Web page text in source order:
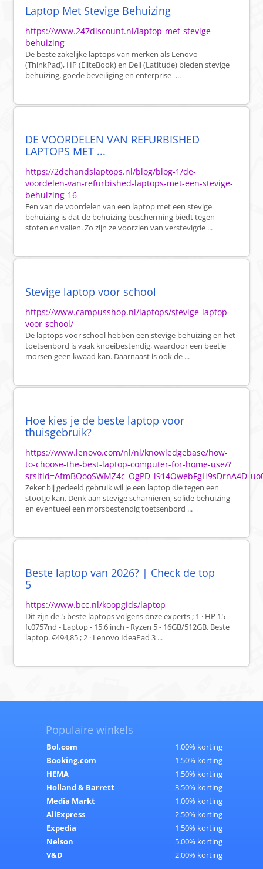
Laptop Met Stevige Behuizing
https://www.247discount.nl/laptop-met-stevige-
behuizing
De beste zakelijke laptops van merken als Lenovo
(ThinkPad), HP (EliteBook) en Dell (Latitude) bieden stevige
behuizing, goede beveiliging en enterprise- ...
DE VOORDELEN VAN REFURBISHED
LAPTOPS MET ...
https://2dehandslaptops.nl/blog/blog-1/de-
voordelen-van-refurbished-laptops-met-een-stevige-
behuizing-16
Een van de voordelen van een laptop met een stevige
behuizing is dat de behuizing bescherming biedt tegen
stoten en vallen. Zo zijn ze voorzien van verstevigde ...
Stevige laptop voor school
https://www.campusshop.nl/laptops/stevige-laptop-
voor-school/
De laptops voor school hebben een stevige behuizing en het
toetsenbord is vaak knoeibestendig, waardoor een beetje
morsen geen kwaad kan. Daarnaast is ook de ...
Hoe kies je de beste laptop voor
thuisgebruik?
https://www.lenovo.com/nl/nl/knowledgebase/how-
to-choose-the-best-laptop-computer-for-home-use/?
Zeker bij gedeeld gebruik wil je een laptop die tegen een
stootje kan. Denk aan stevige scharnieren, solide behuizing
en eventueel een morsbestendig toetsenbord ...
Beste laptop van 2026? | Check de top
5
https://www.bcc.nl/koopgids/laptop
Dit zijn de 5 beste laptops volgens onze experts ; 1 · HP 15-
fc0757nd - Laptop - 15.6 inch - Ryzen 5 - 16GB/512GB. Beste
laptop. €494,85 ; 2 · Lenovo IdeaPad 3 ...
Populaire winkels
Bol.com
1.00% korting
Booking.com
1.50% korting
HEMA
1.50% korting
Holland & Barrett
3.50% korting
Media Markt
1.00% korting
AliExpress
2.50% korting
Expedia
1.50% korting
Nelson
5.00% korting
V&D
2.00% korting